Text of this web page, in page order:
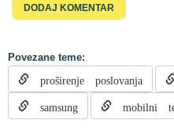
Povezane teme:
proširenje poslovanja
samsung mobilni